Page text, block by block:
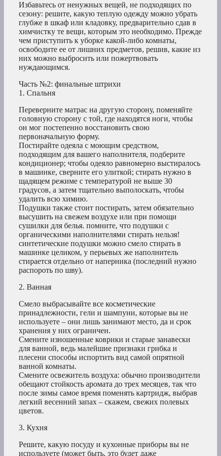
Избавьтесь от ненужных вещей, не подходящих по
сезону: решите, какую теплую одежду можно убрать
глубже в шкаф или кладовку, предварительно сдав в
химчистку те вещи, которым это необходимо. Прежде
чем приступить к уборке какой-либо комнаты,
освободите ее от лишних предметов, решив, какие из
них можно выбросить или пожертвовать
нуждающимся.
Часть №2: финальные штрихи
1. Спальня
Переверните матрас на другую сторону, поменяйте
головную сторону с той, где находятся ноги, чтобы
он мог постепенно восстановить свою
первоначальную форму.
Постирайте одеяла с моющим средством,
подходящим для вашего наполнителя, подберите
кондиционер; чтобы одеяло равномерно выстиралось
в машинке, сверните его улиткой; стирать нужно в
щадящем режиме с температурой не выше 30
градусов, а затем тщательно выполоскать, чтобы
удалить всю химию.
Подушки также стоит постирать, затем обязательно
высушить на свежем воздухе или при помощи
сушилки для белья. помните, что подушки с
органическими наполнителями стирать нельзя!
синтетические подушки можно смело стирать в
машинке целиком, у перьевых же наполнитель
стирается отдельно от наперника (последний нужно
распороть по шву).
2. Ванная
Смело выбрасывайте все косметические
принадлежности, гели и шампуни, которые вы не
используете – они лишь занимают место, да и срок
хранения у них ограничен.
Смените изношенные коврики и старые занавески
для ванной, ведь малейшие признаки грибка и
плесени способы испортить вид самой опрятной
ванной комнаты.
Смените освежитель воздуха: обычно производители
обещают стойкость аромата до трех месяцев, так что
после зимы самое время поменять картридж, выбрав
легкий весенний запах – скажем, свежих полевых
цветов.
3. Кухня
Решите, какую посуду и кухонные приборы вы не
используете (может быть, это будет даже